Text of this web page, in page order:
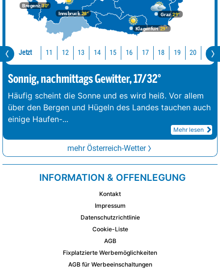
Bregenz30°
Graz29°
Innsbruck28°
Klagenfurt 29°
Jetzt 11 12 13 14 15 16 17 18 19 20 21
Sonnig, nachmittags Gewitter, 17/32°
Häufig scheint die Sonne und es wird heiß. Vor allem
über den Bergen und Hügeln des Landes tauchen auch
einige Haufen-...
Mehr lesen
mehr Österreich-Wetter
INFORMATION & OFFENLEGUNG
Kontakt
Impressum
Datenschutzrichtlinie
Cookie-Liste
AGB
Fixplatzierte Werbemöglichkeiten
AGB für Werbeeinschaltungen